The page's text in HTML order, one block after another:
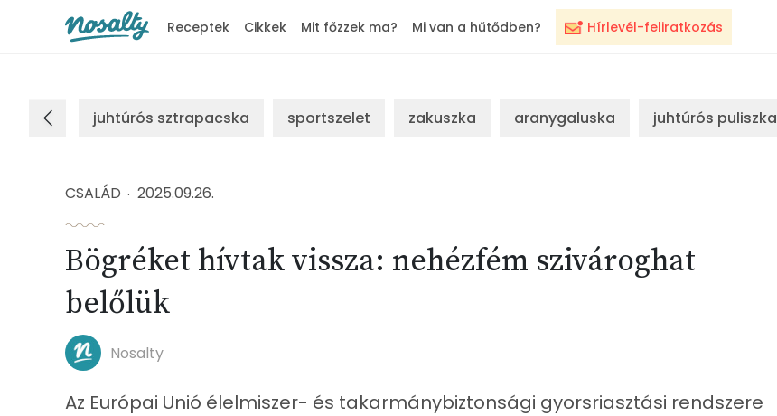
Hírlevél-feliratkozás
Receptek Cikkek Mit főzzek ma? Mi van a hűtődben?
juhtúrós sztrapacska sportszelet zakuszka aranygaluska juhtúrós puliszka
CSALÁD 2025.09.26.
Bögréket hívtak vissza: nehézfém szivároghat
belőlük
Nosalty
Az Európai Unió élelmiszer- és takarmánybiztonsági gyorsriasztási rendszere